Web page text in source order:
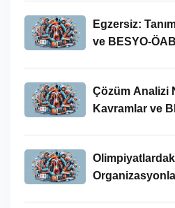
Egzersiz:
ve BESYO-
Çözüm Analizi
Kavramlar ve